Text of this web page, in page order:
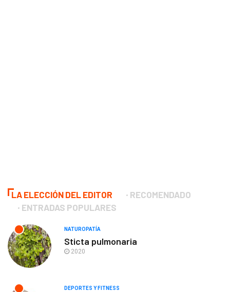
LA ELECCIÓN DEL EDITOR
RECOMENDADO
ENTRADAS POPULARES
NATUROPATÍA
Sticta pulmonaria
2020
DEPORTES Y FITNESS